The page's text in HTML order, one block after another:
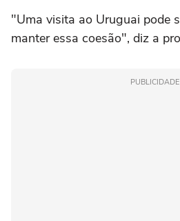
"Uma visita ao Uruguai pode
manter essa coesão", diz a
PUBLICIDADE